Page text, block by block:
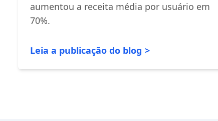
aumentou a receita média por usuário em
70%.
Leia a publicação do blog